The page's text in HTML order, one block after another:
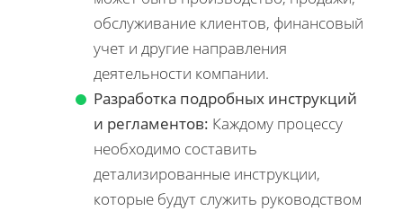
обслуживание клиентов, финансовый
учет и другие направления
деятельности компании.
Разработка подробных инструкций
и регламентов: Каждому процессу
необходимо составить
детализированные инструкции,
которые будут служить руководством